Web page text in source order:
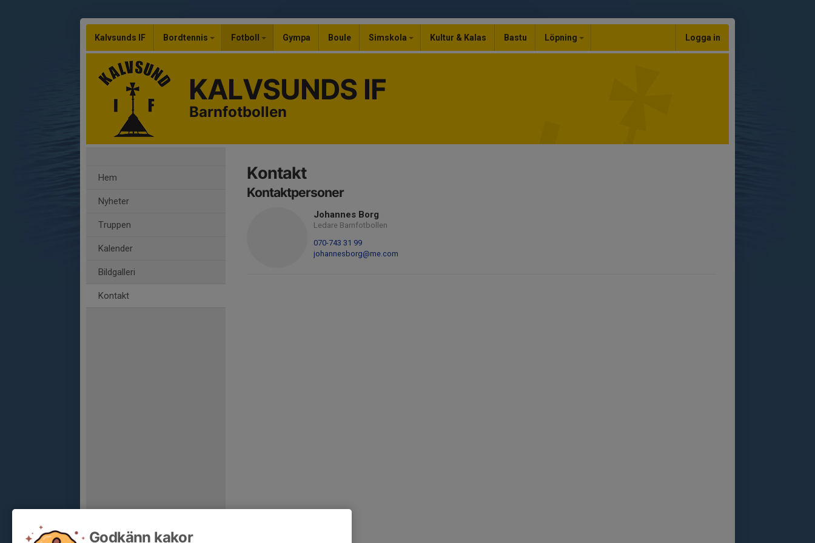
Kalvsunds IF Bordtennis Fotboll Gympa Boule Simskola Kultur & Kalas Bastu Löpning Logga in
KALVSUNDS IF
Barnfotbollen
Hem
Nyheter
Truppen
Kalender
Bildgalleri
Kontakt
Kontakt
Kontaktpersoner
Johannes Borg
Ledare Barnfotbollen
070-743 31 99
johannesborg@me.com
Godkänn kakor